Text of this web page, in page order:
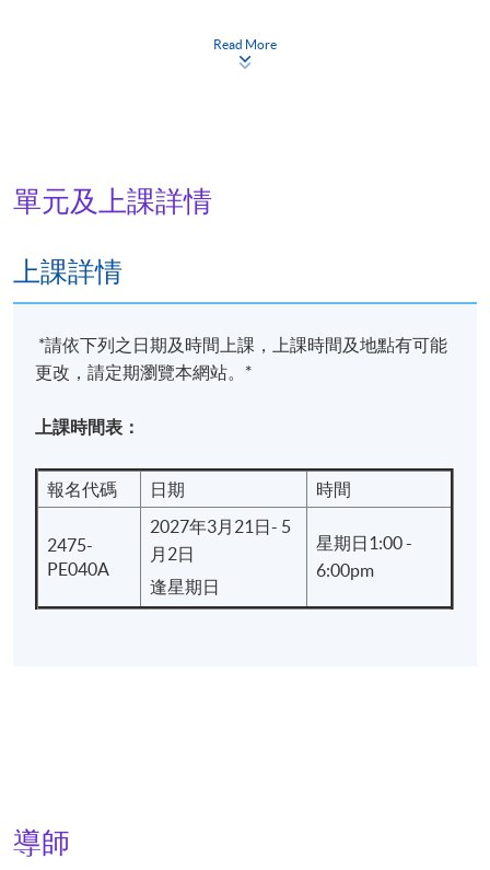
學員符合下列所有要求，方可按香港大學體制，經香
港大學專業進修學院頒授「證書（單元：功夫茶品
出席率達70%或以上；及
於指定時間內完成所有作業，並取得合格成績
需要的情況下作出改動的權利。學員將獲另行通知。
報名代碼 2475-PE040A
現時接受報名
Read More
單元及上課詳情
上課詳情
*請依下列之日期及時間上課，上課時間及地點有可能
更改，請定期瀏覽本網站。*
上課時間表：
報名代碼 日期 時間
2475-
PE040A
2027年3月21日- 5
月2日
逢星期日
星期日1:00 -
6:00pm
導師